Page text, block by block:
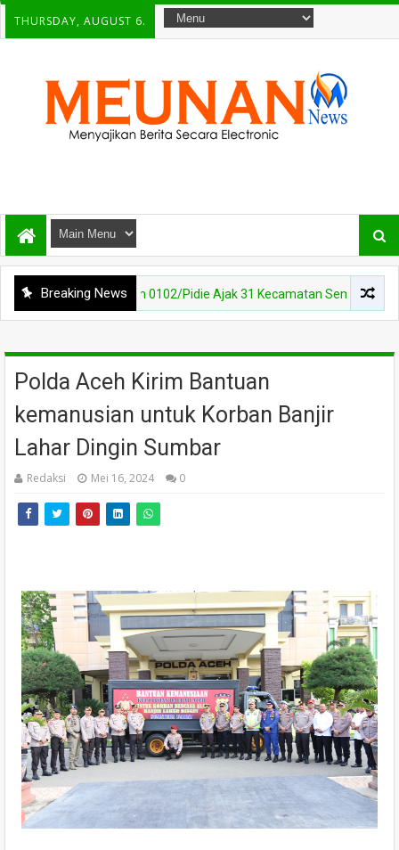
THURSDAY, AUGUST 6.
Breaking News
Juta, Kodim 0102/Pidie Ajak 31 Kecamatan Semarakkan HUT RI ke-
Polda Aceh Kirim Bantuan
kemanusian untuk Korban Banjir
Lahar Dingin Sumbar
Redaksi Mei 16, 2024 0